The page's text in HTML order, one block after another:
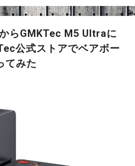
らGMKTec M5 Ultraに
公式ストアでベアボー
てみた